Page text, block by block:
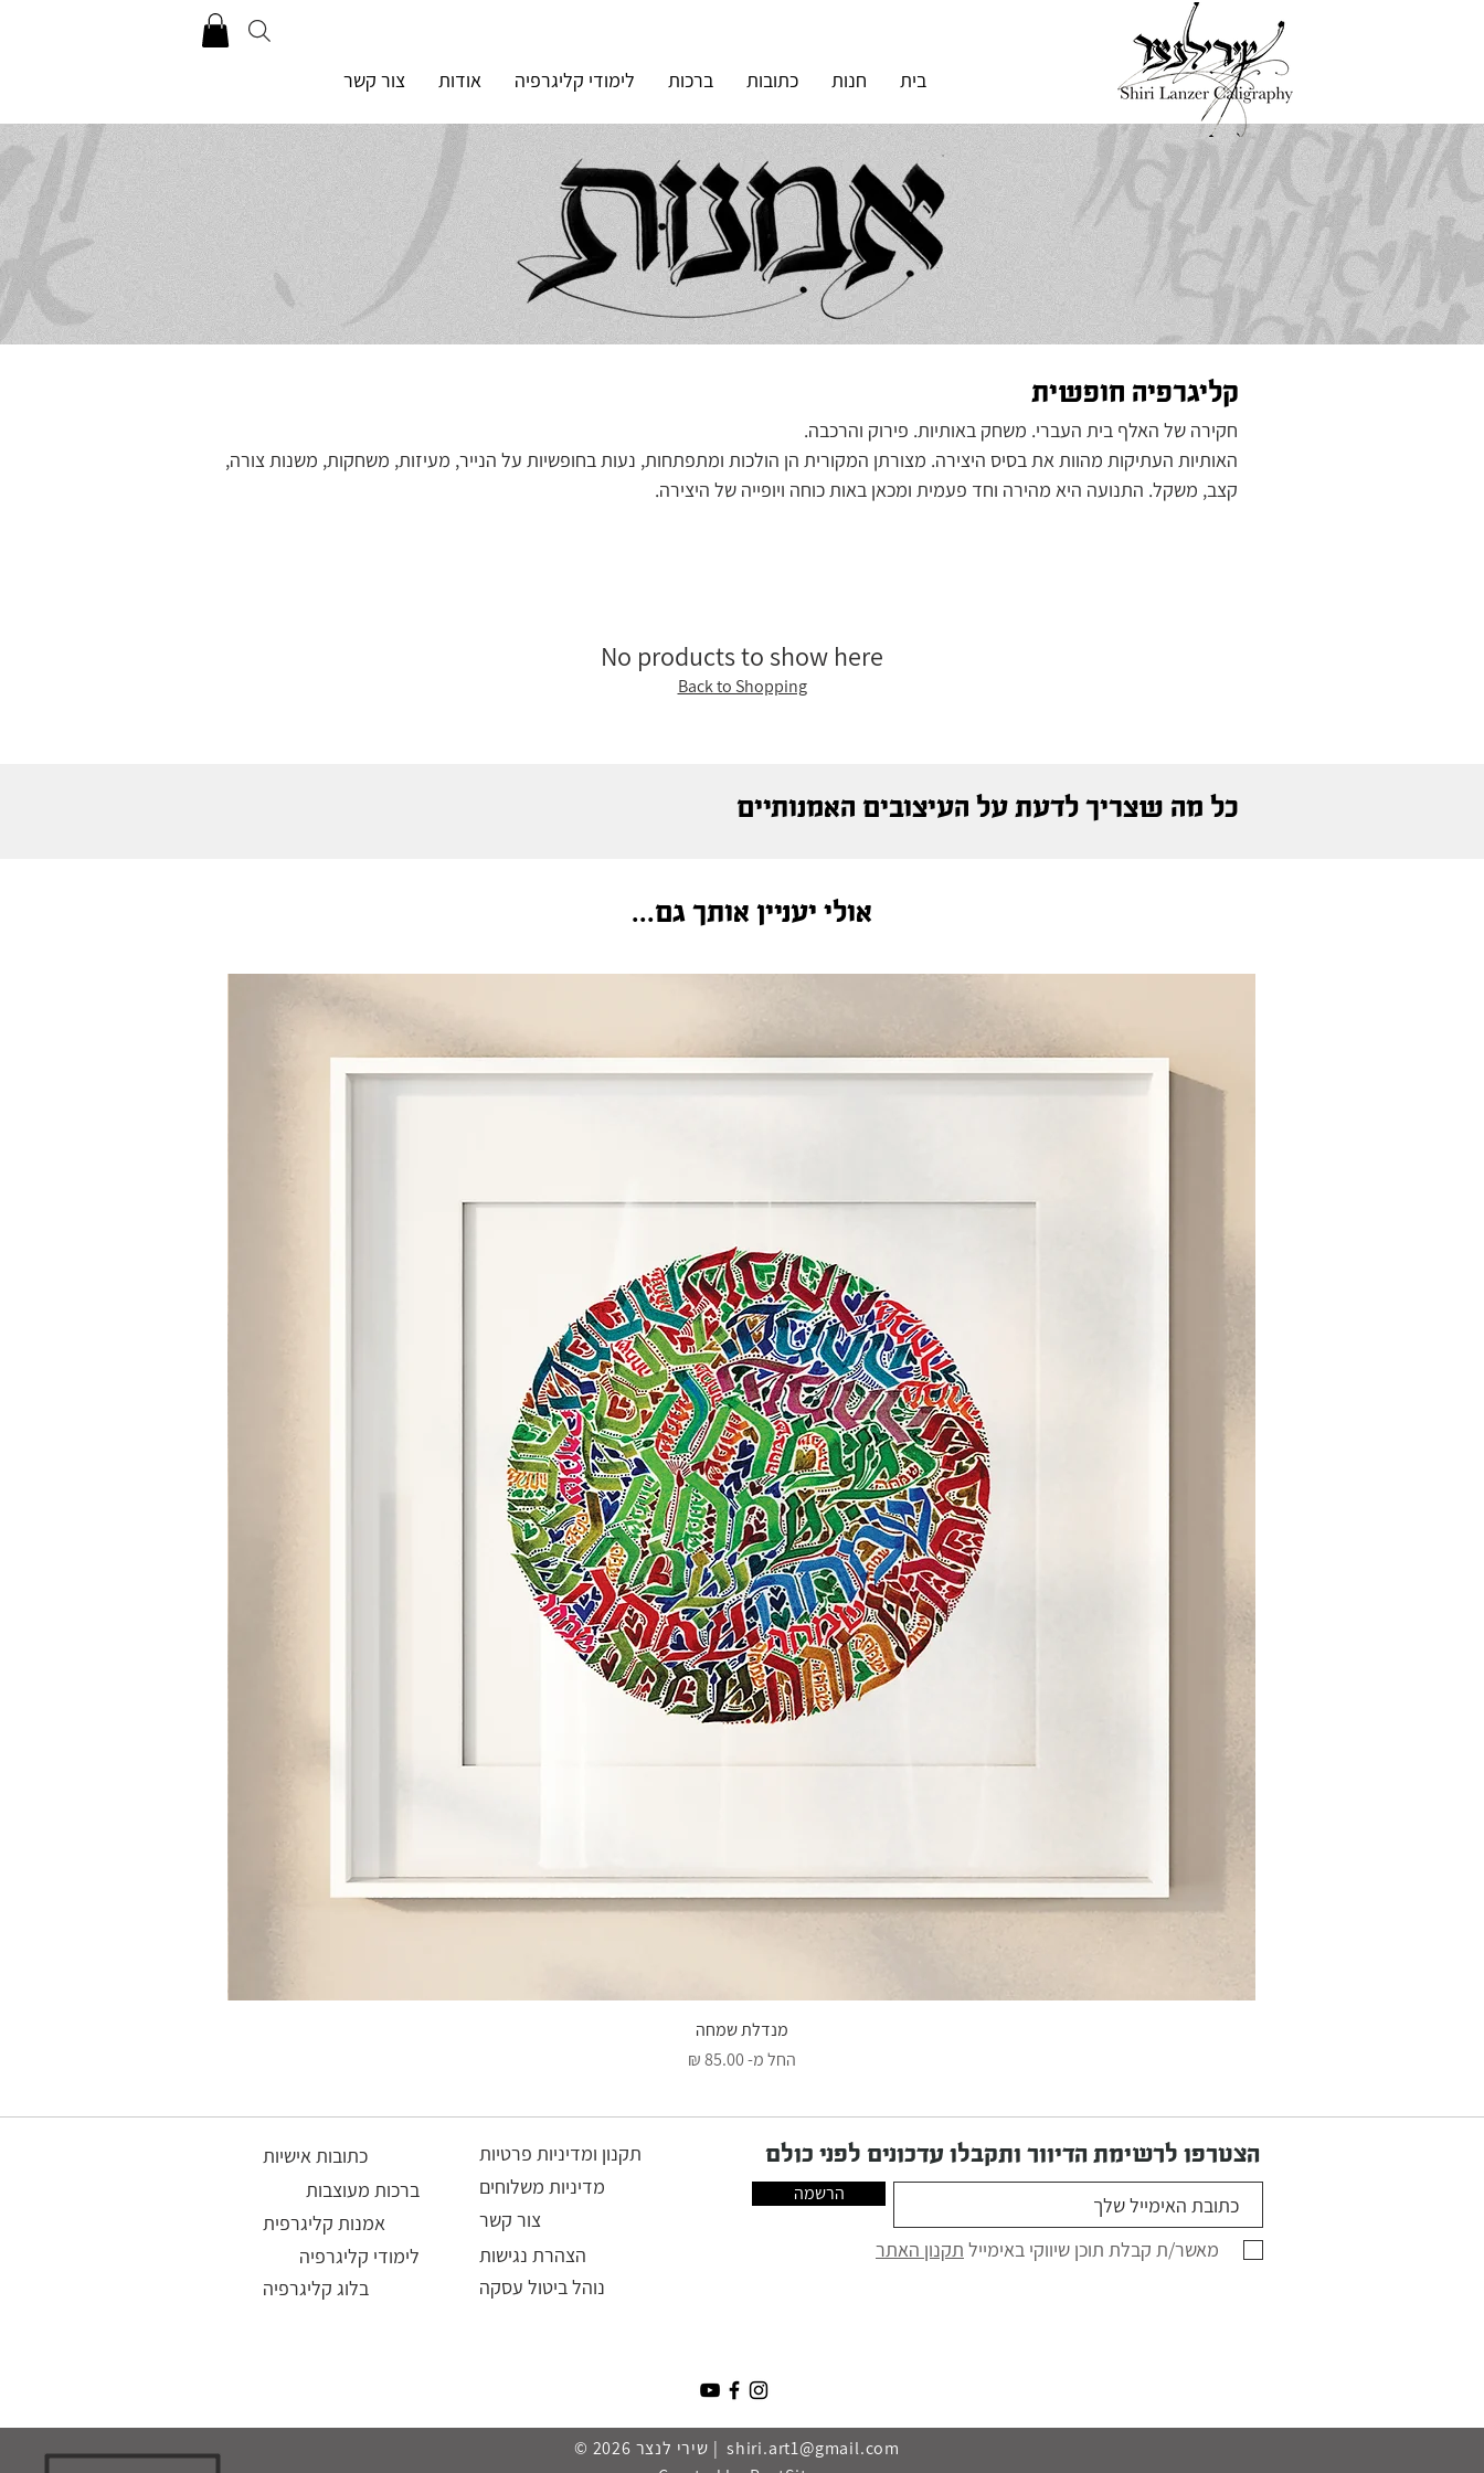
בית חנות כתובות ברכות לימודי קליגרפיה אודות צור קשר
קליגרפיה חופשית
No products to show here
Back to Shopping
כל מה שצריך לדעת על העיצובים האמנותיים
אולי יעניין אותך גם...
מנדלת שמחה
החל מ-
מחיר מבצע
כתובות אישיות
ברכות מעוצבות
אמנות קליגרפית
לימודי קליגרפיה
בלוג קליגרפיה
תקנון ומדיניות פרטיות
מדיניות משלוחים
צור קשר
נוהל ביטול עסקה
הצהרת נגישות
הצטרפו לרשימת הדיוור ותקבלו עדכונים לפני כולם
הרשמה
מאשר/ת קבלת תוכן שיווקי באימייל תקנון האתר
© 2026 שירי לנצר | shiri.art1@gmail.com